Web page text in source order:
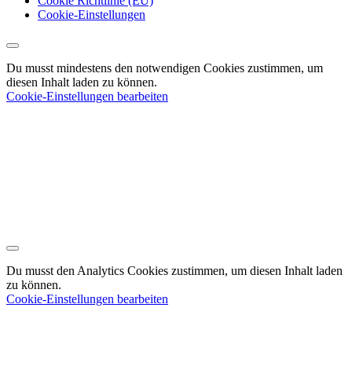
Cookie-Einstellungen
Du musst mindestens den notwendigen Cookies zustimmen, um
diesen Inhalt laden zu können.
Cookie-Einstellungen bearbeiten
Du musst den Analytics Cookies zustimmen, um diesen Inhalt laden
zu können.
Cookie-Einstellungen bearbeiten